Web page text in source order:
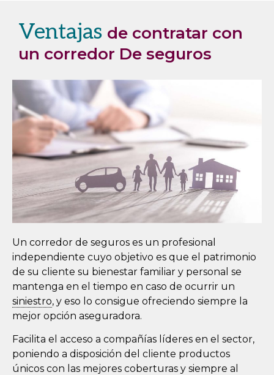
Ventajas de contratar con
un corredor De seguros
Un corredor de seguros es un profesional
independiente cuyo objetivo es que el patrimonio
de su cliente su bienestar familiar y personal se
mantenga en el tiempo en caso de ocurrir un
siniestro, y eso lo consigue ofreciendo siempre la
mejor opción aseguradora.
Facilita el acceso a compañías líderes en el sector,
poniendo a disposición del cliente productos
únicos con las mejores coberturas y siempre al